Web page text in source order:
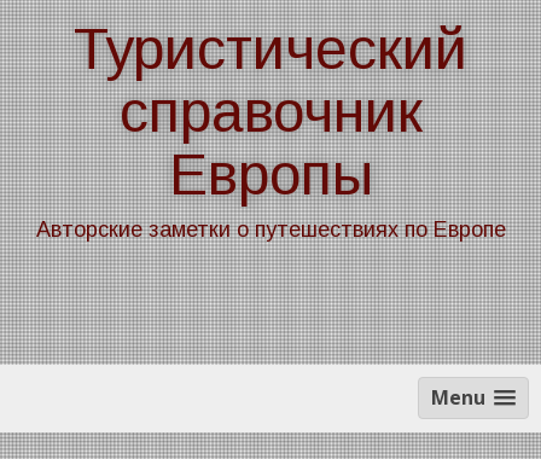
Skip
to
content
Туристический
справочник
Европы
Авторские заметки о путешествиях по Европе
Menu